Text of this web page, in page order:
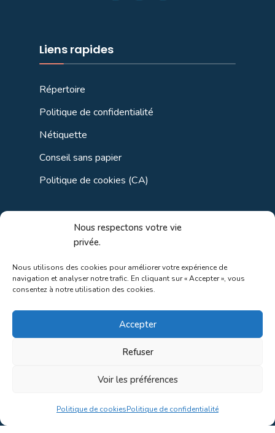
Nous respectons votre vie
privée.
Nous utilisons des cookies pour améliorer votre expérience de
navigation et analyser notre trafic. En cliquant sur « Accepter », vous
consentez à notre utilisation des cookies.
Accepter
Refuser
Voir les préférences
Politique de cookiesPolitique de confidentialité
Liens rapides
Répertoire
Politique de confidentialité
Nétiquette
Conseil sans papier
Politique de cookies (CA)
Liens utiles
Liens régionaux
Liens gouvernements
Liens touristiques
Au coeur de la nature!